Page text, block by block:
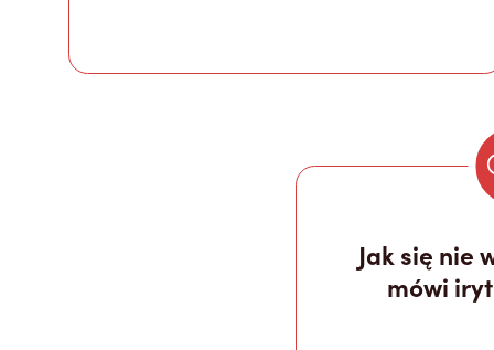
Jak się nie
mówi